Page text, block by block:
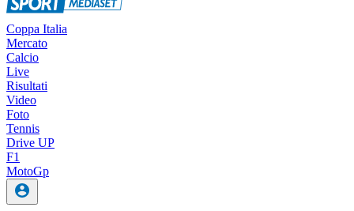
Coppa Italia
Mercato
Calcio
Live
Risultati
Video
Foto
Tennis
Drive UP
F1
MotoGp